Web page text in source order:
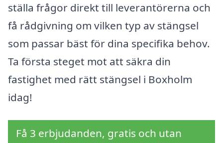
ställa frågor direkt till leverantörerna och
få rådgivning om vilken typ av stängsel
som passar bäst för dina specifika behov.
Ta första steget mot att säkra din
fastighet med rätt stängsel i Boxholm
idag!
Få 3 erbjudanden, gratis och utan